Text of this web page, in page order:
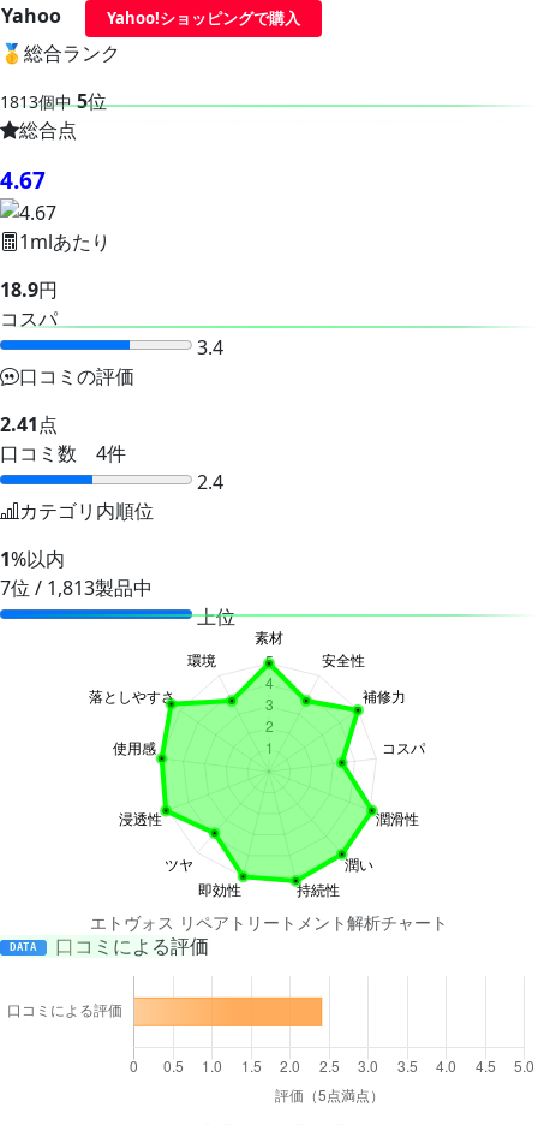
Yahoo
Yahoo!ショッピングで購入
🥇 総合ランク
1813個中 5位
総合点
4.67
1mlあたり
18.9円
コスパ
3.4
口コミの評価
2.41点
口コミ数 4件
2.4
カテゴリ内順位
1%以内
7位 / 1,813製品中
上位
エトヴォス リペアトリートメント解析チャート
DATA 口コミによる評価